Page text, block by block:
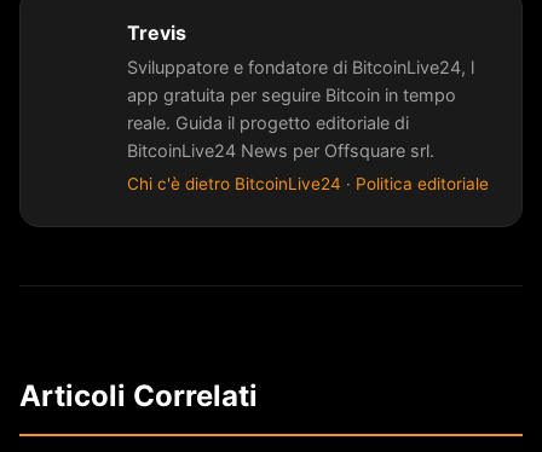
Trevis
Sviluppatore e fondatore di BitcoinLive24, l
app gratuita per seguire Bitcoin in tempo
reale. Guida il progetto editoriale di
BitcoinLive24 News per Offsquare srl.
Chi c'è dietro BitcoinLive24 · Politica editoriale
Articoli Correlati